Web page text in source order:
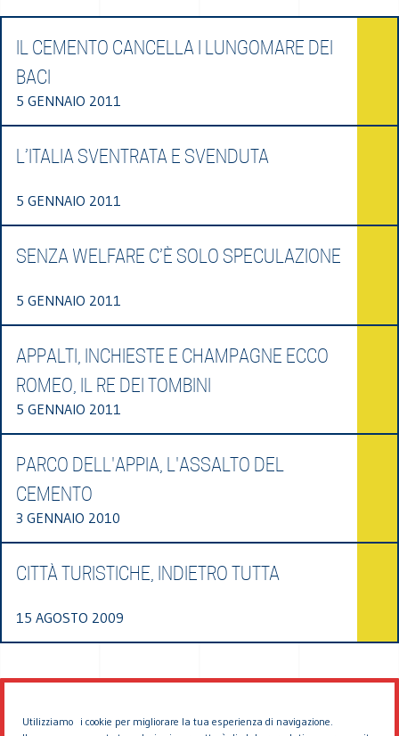
Utilizziamo i cookie per migliorare la tua esperienza di navigazione.
IL CEMENTO CANCELLA I LUNGOMARE DEI
BACI
5 GENNAIO 2011
L’ITALIA SVENTRATA E SVENDUTA
5 GENNAIO 2011
SENZA WELFARE C’È SOLO SPECULAZIONE
5 GENNAIO 2011
APPALTI, INCHIESTE E CHAMPAGNE ECCO
ROMEO, IL RE DEI TOMBINI
5 GENNAIO 2011
PARCO DELL'APPIA, L'ASSALTO DEL
CEMENTO
3 GENNAIO 2010
CITTÀ TURISTICHE, INDIETRO TUTTA
15 AGOSTO 2009